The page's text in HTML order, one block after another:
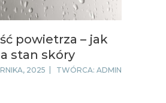
powietrza – jak
stan skóry
2025 TWÓRCA: ADMIN